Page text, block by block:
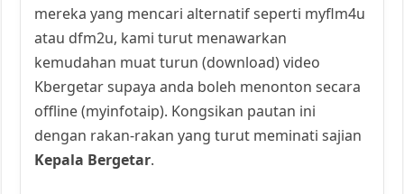
mereka yang mencari alternatif seperti myflm4u
atau dfm2u, kami turut menawarkan
kemudahan muat turun (download) video
Kbergetar supaya anda boleh menonton secara
offline (myinfotaip). Kongsikan pautan ini
dengan rakan-rakan yang turut meminati sajian
Kepala Bergetar.